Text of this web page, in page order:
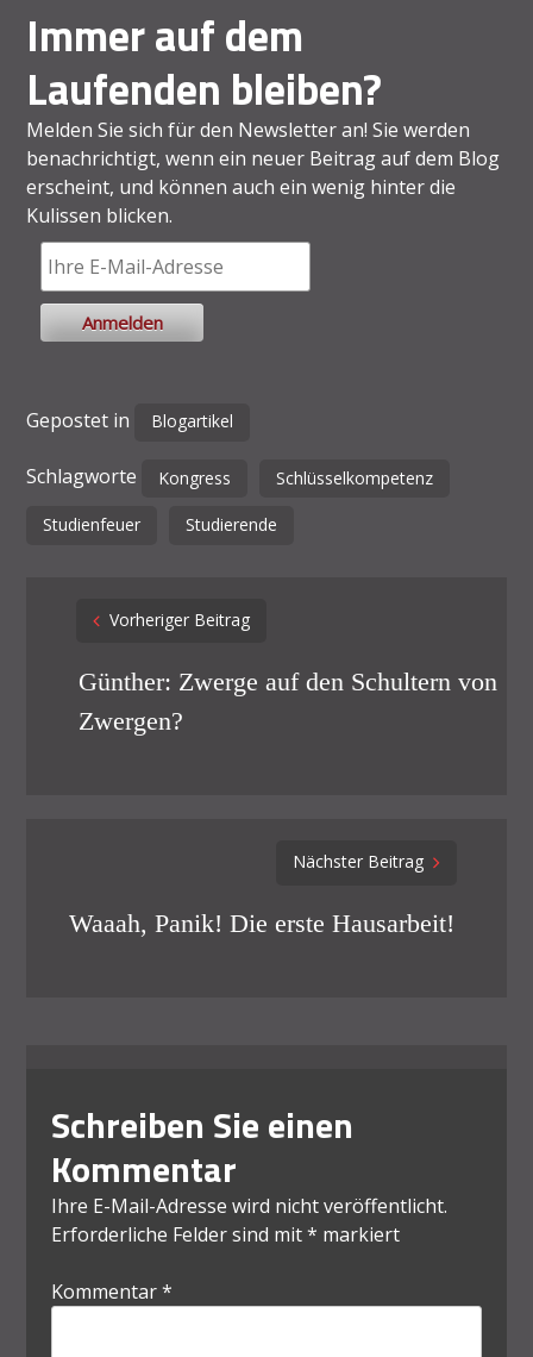
Immer auf dem
Laufenden bleiben?
Melden Sie sich für den Newsletter an! Sie werden
benachrichtigt, wenn ein neuer Beitrag auf dem Blog
erscheint, und können auch ein wenig hinter die
Kulissen blicken.
Gepostet in Blogartikel
Schlagworte Kongress Schlüsselkompetenz
Studienfeuer Studierende
Post
navigation
Vorheriger Beitrag
Günther: Zwerge auf den Schultern von
Zwergen?
Nächster Beitrag
Waaah, Panik! Die erste Hausarbeit!
Schreiben Sie einen
Kommentar
Ihre E-Mail-Adresse wird nicht veröffentlicht.
Erforderliche Felder sind mit* markiert
Kommentar*